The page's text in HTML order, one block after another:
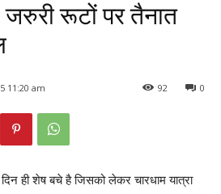
जरुरी रूटों पर तैनात
11:20 am 0
92
ही शेष बचे है जिसको लेकर चारधाम यात्रा